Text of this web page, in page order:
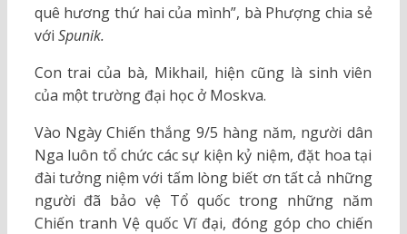
quê hương thứ hai của mình”, bà Phượng chia sẻ
với Spunik.
Con trai của bà, Mikhail, hiện cũng là sinh viên
của một trường đại học ở Moskva.
Vào Ngày Chiến thắng 9/5 hàng năm, người dân
Nga luôn tổ chức các sự kiện kỷ niệm, đặt hoa tại
đài tưởng niệm với tấm lòng biết ơn tất cả những
người đã bảo vệ Tổ quốc trong những năm
Chiến tranh Vệ quốc Vĩ đại, đóng góp cho chiến